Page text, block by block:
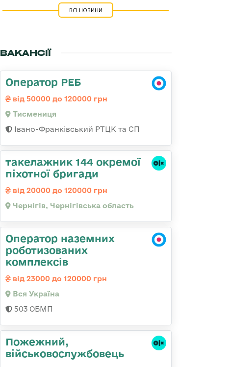
ВСІ НОВИНИ
ВАКАНСІЇ
Оператор РЕБ
від 50000 до 120000 грн
Тисмениця
Івано-Франківський РТЦК та СП
такелажник 144 окремої
піхотної бригади
від 20000 до 120000 грн
Чернігів, Чернігівська область
Оператор наземних
роботизованих
комплексів
від 23000 до 120000 грн
Вся Україна
503 ОБМП
Пожежний,
військовослужбовець